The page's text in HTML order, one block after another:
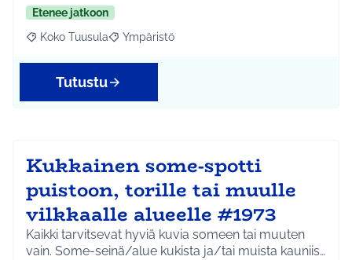
Etenee jatkoon
Rajaa tulokset aihepiirin mukaan: Koko Tuusula
Koko Tuusula Rajaa tulokset teeman mukaan: Ympäristö
Ympäristö
Tutustu
Kukkainen some-spotti
puistoon, torille tai muulle
vilkkaalle alueelle #1973
Kaikki tarvitsevat hyviä kuvia someen tai muuten
vain. Some-seinä/alue kukista ja/tai muista kauniis…